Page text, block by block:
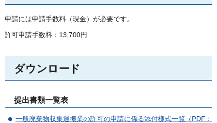
申請には申請手数料（現金）が必要です。
許可申請手数料：13,700円
ダウンロード
提出書類一覧表
一般廃棄物収集運搬業の許可の申請に係る添付様式一覧（PDF：